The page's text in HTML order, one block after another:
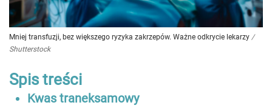
Mniej transfuzji, bez większego ryzyka zakrzepów. Ważne odkrycie lekarzy /
Shutterstock
Spis treści
Kwas traneksamowy